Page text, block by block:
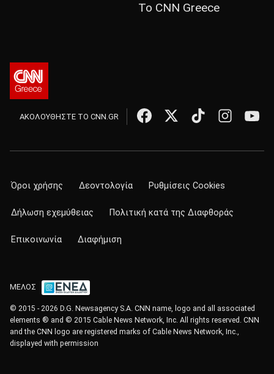
Το CNN Greece
ΑΚΟΛΟΥΘΗΣΤΕ ΤΟ CNN.GR
Όροι χρήσης Δεοντολογία Ρυθμίσεις Cookies
Δήλωση εχεμύθειας Πολιτική κατά της Διαφθοράς
Επικοινωνία Διαφήμιση
ΜΕΛΟΣ
© 2015 - 2026 D.G. Newsagency S.A. CNN name, logo and all associated
elements ® and © 2015 Cable News Network, Inc. All rights reserved. CNN
and the CNN logo are registered marks of Cable News Network, Inc.,
displayed with permission